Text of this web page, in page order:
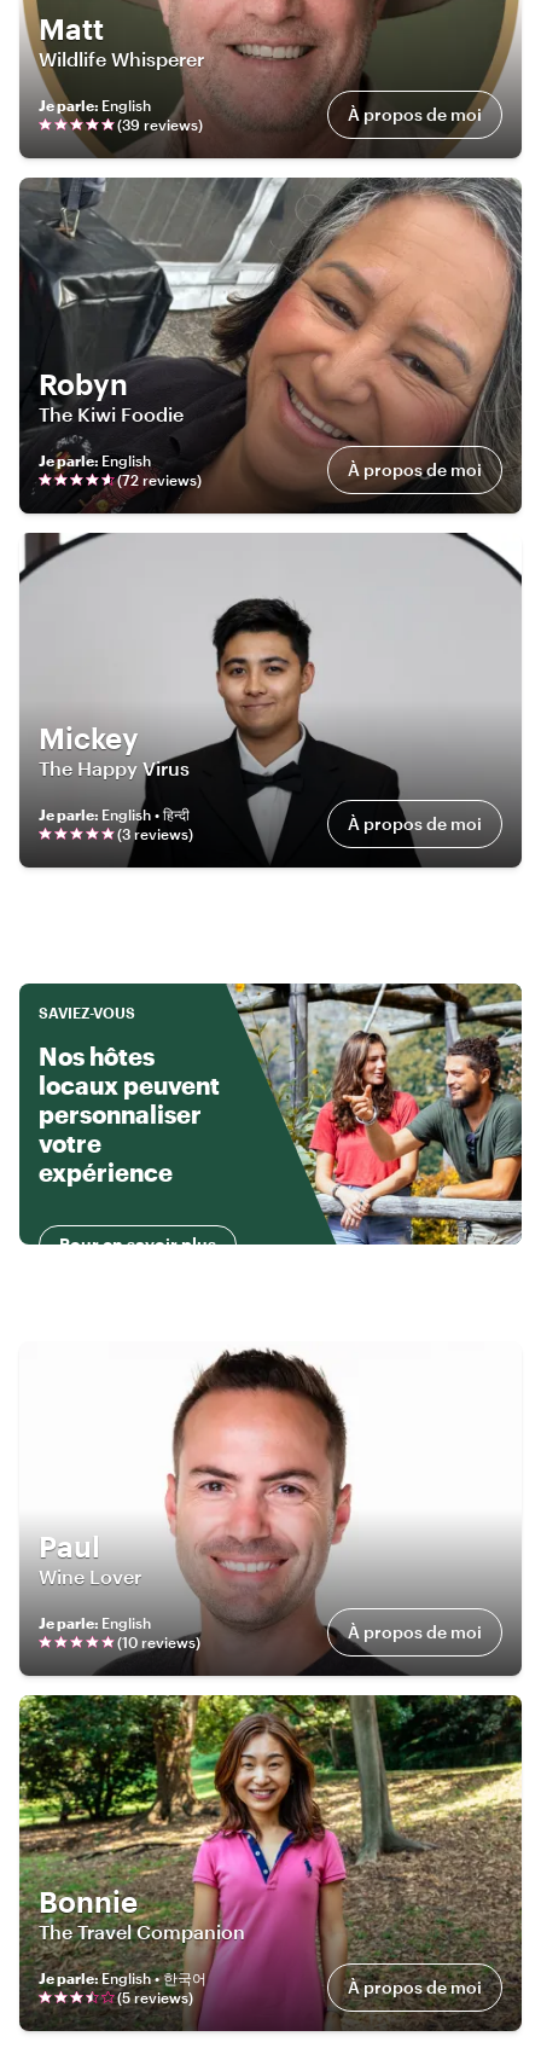
Matt
Wildlife Whisperer
Je parle: English
(39 reviews) À propos de moi
Robyn
The Kiwi Foodie
Je parle: English
(72 reviews) À propos de moi
Mickey
The Happy Virus
Je parle: English • हिन्दी
(3 reviews) À propos de moi
SAVIEZ-VOUS
Nos hôtes
locaux peuvent
personnaliser
votre
expérience
Pour en savoir plus
Paul
Wine Lover
Je parle: English
(10 reviews) À propos de moi
Bonnie
The Travel Companion
Je parle:English • 한국어
(5reviews) À propos de moi